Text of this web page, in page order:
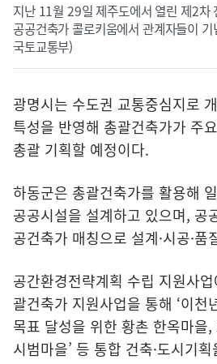
지난 11월 29일 제주도에서 열린 제2차
공공건축가 콜로키움에서 관계자들이
국토교통부)
광명시는 수도권 교통중심지로
특성을 반영해 총괄건축가가 주
총괄 기획할 예정이다.
하동군은 총괄건축가를 활용해
공공시설을 설계하고 있으며, 공
공건축가 매칭으로 설계·시공·품
공간환경전략계획 수립 지원사
괄건축가 지원사업을 통해 ‘이천
목표 달성을 위한 황촌 한옥마을,
시범마을’ 등 통합 건축·도시기